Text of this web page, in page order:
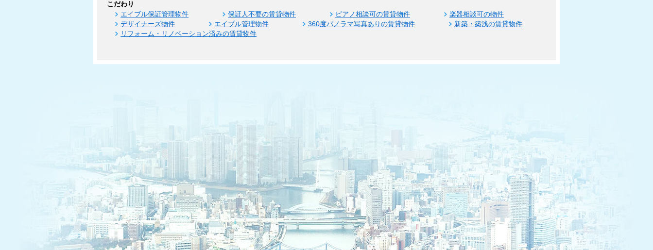
こだわり
エイブル保証管理物件 保証人不要の賃貸物件 ピアノ相談可の賃貸物件
楽器相談可の物件
デザイナーズ物件
エイブル管理物件 360度パノラマ写真ありの賃貸物件
新築・築浅の賃貸物件
リフォーム・リノベーション済みの賃貸物件